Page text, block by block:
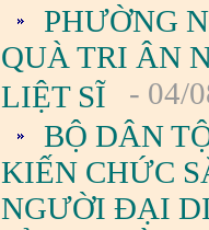
PHƯỜNG
QUÀ TRI ÂN
LIỆT SĨ
- 04/
BỘ DÂN
KIẾN CHỨC
NGƯỜI ĐẠI